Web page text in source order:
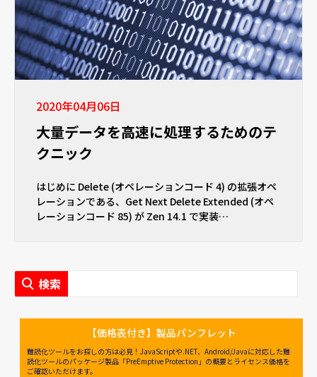
2020年04月06日
大量データを高速に処理するためのテ
クニック
はじめに Delete (オペレーションコード 4) の拡張オペ
レーションである、Get Next Delete Extended (オペ
レーションコード 85) が Zen 14.1 で実装…
【価格表付き】製品パンフレット
難読化ツールをお探しの方は必見！JavaScriptや.NET、Android/Javaに対応した難
読化ツールのパッケージ製品「PreEmptive Protection」の概要とライセンス価格を
ご確認いただけます。